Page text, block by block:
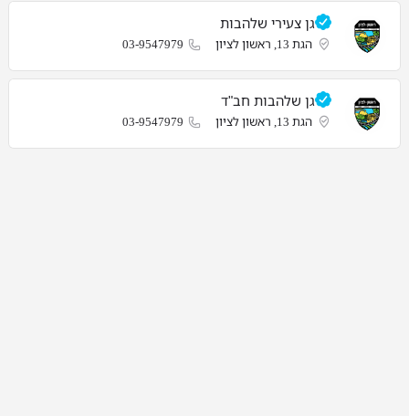
גן צעירי שלהבות
הגת 13, ראשון לציון 03-9547979
גן שלהבות חב"ד
הגת 13, ראשון לציון 03-9547979